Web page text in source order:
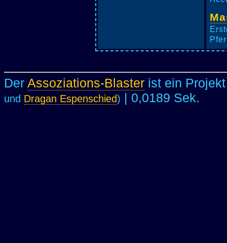
Der Assoziations-Blaster ist ein
und Dragan Espenschied) | 0,0189 Sek.